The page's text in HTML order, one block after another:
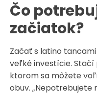
Čo
začiatok?
Začať s latino
veľké investície. Stačí
ktorom sa môžete
obuv. „Nepotrebujete